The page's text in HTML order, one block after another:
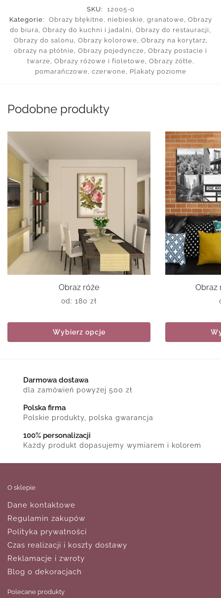
SKU:
12005-o
Kategorie:
Obrazy błękitne, niebieskie, granatowe, Obrazy
do biura, Obrazy do kuchni i jadalni , Obrazy do restauracji ,
Obrazy do salonu , Obrazy kolorowe, Obrazy na korytarz,
obrazy na płótnie, Obrazy pojedyncze, Obrazy postacie i
twarze, Obrazy różowe i fioletowe, Obrazy żółte,
pomarańczowe, czerwone, Plakaty poziome
Podobne produkty
Obraz róże
od: 180 zł
Wybierz opcje
Obraz
Darmowa dostawa
dla zamówień powyżej 500 zł
Polska firma
Polskie produkty, polska gwarancja
100% personalizacji
Każdy produkt dopasujemy wymiarem i kolorem
O sklepie
Dane kontaktowe
Regulamin zakupów
Polityka prywatności
Czas realizacji i koszty dostawy
Reklamacje i zwroty
Blog o dekoracjach
Polecane produkty